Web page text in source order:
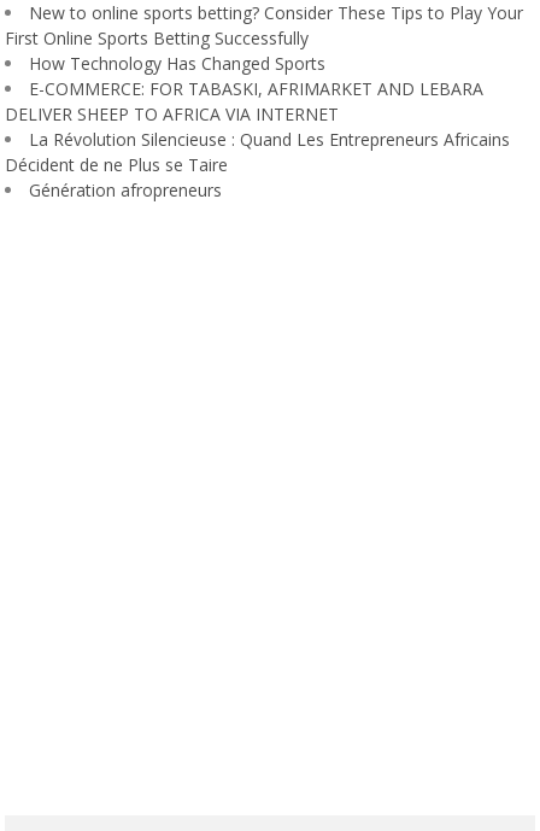
New to online sports betting? Consider These Tips to Play Your
First Online Sports Betting Successfully
How Technology Has Changed Sports
E-COMMERCE: FOR TABASKI, AFRIMARKET AND LEBARA
DELIVER SHEEP TO AFRICA VIA INTERNET
La Révolution Silencieuse : Quand Les Entrepreneurs Africains
Décident de ne Plus se Taire
Génération afropreneurs